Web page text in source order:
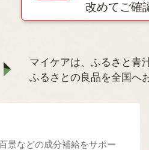
改めてご確
マイケアは、ふるさと青
ふるさとの良品を全国へ
景などの成分補給をサポー